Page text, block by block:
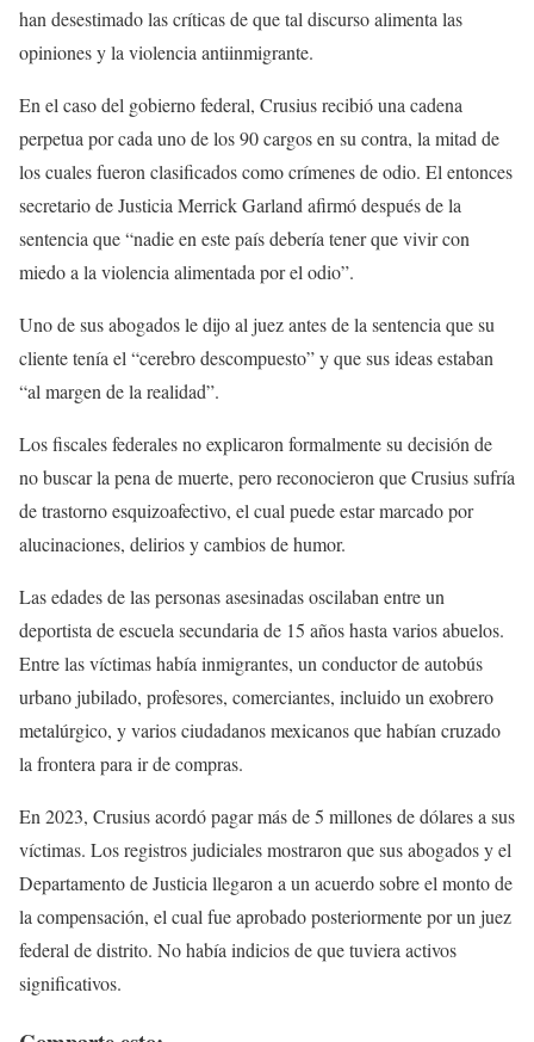
han desestimado las críticas de que tal discurso alimenta las
opiniones y la violencia antiinmigrante.
En el caso del gobierno federal, Crusius recibió una cadena
perpetua por cada uno de los 90 cargos en su contra, la mitad de
los cuales fueron clasificados como crímenes de odio. El entonces
secretario de Justicia Merrick Garland afirmó después de la
sentencia que “nadie en este país debería tener que vivir con
miedo a la violencia alimentada por el odio”.
Uno de sus abogados le dijo al juez antes de la sentencia que su
cliente tenía el “cerebro descompuesto” y que sus ideas estaban
“al margen de la realidad”.
Los fiscales federales no explicaron formalmente su decisión de
no buscar la pena de muerte, pero reconocieron que Crusius sufría
de trastorno esquizoafectivo, el cual puede estar marcado por
alucinaciones, delirios y cambios de humor.
Las edades de las personas asesinadas oscilaban entre un
deportista de escuela secundaria de 15 años hasta varios abuelos.
Entre las víctimas había inmigrantes, un conductor de autobús
urbano jubilado, profesores, comerciantes, incluido un exobrero
metalúrgico, y varios ciudadanos mexicanos que habían cruzado
la frontera para ir de compras.
En 2023, Crusius acordó pagar más de 5 millones de dólares a sus
víctimas. Los registros judiciales mostraron que sus abogados y el
Departamento de Justicia llegaron a un acuerdo sobre el monto de
la compensación, el cual fue aprobado posteriormente por un juez
federal de distrito. No había indicios de que tuviera activos
significativos.